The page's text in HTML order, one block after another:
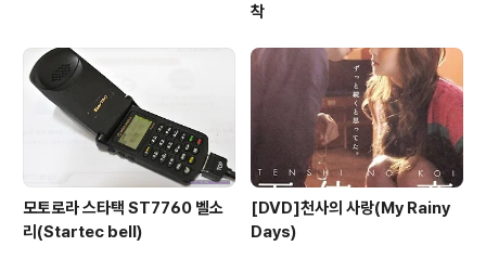
착
모토로라 스타택 ST7760 벨소
리(Startec bell)
[DVD]천사의 사랑(My Rainy
Days)